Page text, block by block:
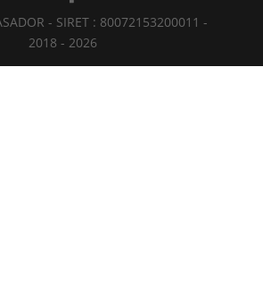
- SIRET : 80072153200011 -
2018 - 2026